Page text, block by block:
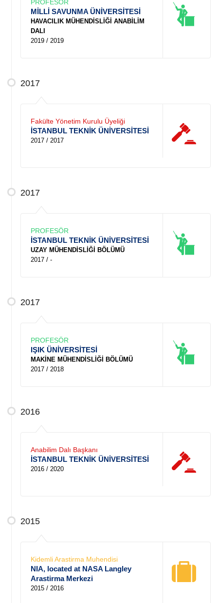
PROFESÖR
MİLLİ SAVUNMA ÜNİVERSİTESİ
HAVACILIK MÜHENDİSLİĞİ ANABİLİM
DALI
2019 / 2019
2017
Fakülte Yönetim Kurulu Üyeliği
İSTANBUL TEKNİK ÜNİVERSİTESİ
2017 / 2017
2017
PROFESÖR
İSTANBUL TEKNİK ÜNİVERSİTESİ
UZAY MÜHENDİSLİĞİ BÖLÜMÜ
2017 / -
2017
PROFESÖR
IŞIK ÜNİVERSİTESİ
MAKİNE MÜHENDİSLİĞİ BÖLÜMÜ
2017 / 2018
2016
Anabilim Dalı Başkanı
İSTANBUL TEKNİK ÜNİVERSİTESİ
2016 / 2020
2015
Kidemli Arastirma Muhendisi
NIA, located at NASA Langley
Arastirma Merkezi
2015 / 2016